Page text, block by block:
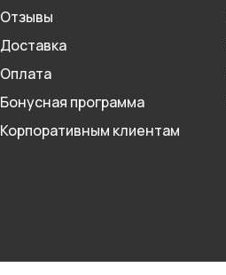
Отзывы
Доставка
Оплата
Бонусная программа
Корпоративным клиентам